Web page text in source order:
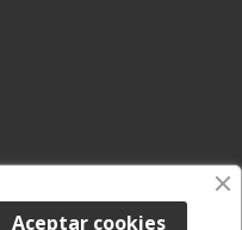
Aceptar cookies